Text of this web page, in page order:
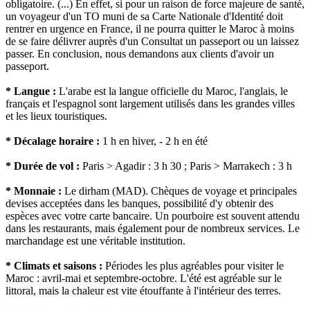
obligatoire. (...) En effet, si pour un raison de force majeure de santé,
un voyageur d'un TO muni de sa Carte Nationale d'Identité doit
rentrer en urgence en France, il ne pourra quitter le Maroc à moins
de se faire délivrer auprès d'un Consultat un passeport ou un laissez
passer. En conclusion, nous demandons aux clients d'avoir un
passeport.
* Langue : L'arabe est la langue officielle du Maroc, l'anglais, le
français et l'espagnol sont largement utilisés dans les grandes villes
et les lieux touristiques.
* Décalage horaire : 1 h en hiver, - 2 h en été
* Durée de vol : Paris > Agadir : 3 h 30 ; Paris > Marrakech : 3 h
* Monnaie : Le dirham (MAD). Chèques de voyage et principales
devises acceptées dans les banques, possibilité d'y obtenir des
espèces avec votre carte bancaire. Un pourboire est souvent attendu
dans les restaurants, mais également pour de nombreux services. Le
marchandage est une véritable institution.
* Climats et saisons : Périodes les plus agréables pour visiter le
Maroc : avril-mai et septembre-octobre. L'été est agréable sur le
littoral, mais la chaleur est vite étouffante à l'intérieur des terres.